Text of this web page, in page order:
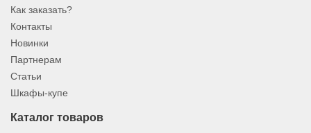
Как заказать?
Контакты
Новинки
Партнерам
Статьи
Шкафы-купе
Каталог товаров